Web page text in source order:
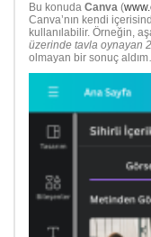
Bu konuda Canva (
Canva’nın kendi
kullanılabilir. Örneğin,
üzerinde tavla oynayan
olmayan bir sonuç